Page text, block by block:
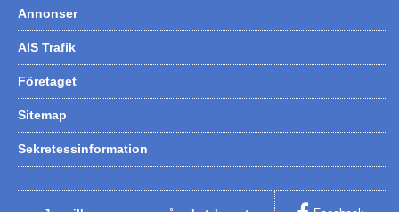
Annonser
AIS Trafik
Företaget
Sitemap
Sekretessinformation